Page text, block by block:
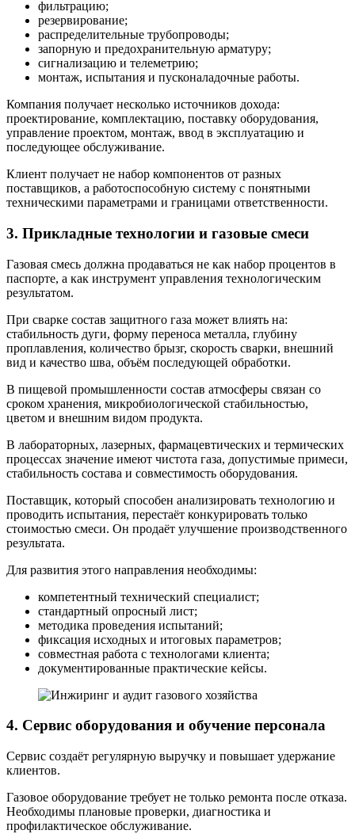
фильтрацию;
резервирование;
распределительные трубопроводы;
запорную и предохранительную арматуру;
сигнализацию и телеметрию;
монтаж, испытания и пусконаладочные работы.
Компания получает несколько источников дохода:
проектирование, комплектацию, поставку оборудования,
управление проектом, монтаж, ввод в эксплуатацию и
последующее обслуживание.
Клиент получает не набор компонентов от разных
поставщиков, а работоспособную систему с понятными
техническими параметрами и границами ответственности.
3. Прикладные технологии и газовые смеси
Газовая смесь должна продаваться не как набор процентов в
паспорте, а как инструмент управления технологическим
результатом.
При сварке состав защитного газа может влиять на:
стабильность дуги, форму переноса металла, глубину
проплавления, количество брызг, скорость сварки, внешний
вид и качество шва, объём последующей обработки.
В пищевой промышленности состав атмосферы связан со
сроком хранения, микробиологической стабильностью,
цветом и внешним видом продукта.
В лабораторных, лазерных, фармацевтических и термических
процессах значение имеют чистота газа, допустимые примеси,
стабильность состава и совместимость оборудования.
Поставщик, который способен анализировать технологию и
проводить испытания, перестаёт конкурировать только
стоимостью смеси. Он продаёт улучшение производственного
результата.
Для развития этого направления необходимы:
компетентный технический специалист;
стандартный опросный лист;
методика проведения испытаний;
фиксация исходных и итоговых параметров;
совместная работа с технологами клиента;
документированные практические кейсы.
4. Сервис оборудования и обучение персонала
Сервис создаёт регулярную выручку и повышает удержание
клиентов.
Газовое оборудование требует не только ремонта после отказа.
Необходимы плановые проверки, диагностика и
профилактическое обслуживание.